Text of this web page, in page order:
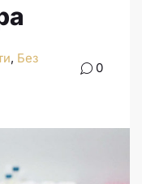
, Без
0